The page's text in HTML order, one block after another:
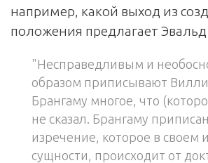
например, какой выход из
положения предлагает
"Несправедливым и
образом приписывают
Брангаму многое, что
не сказал. Брангаму
изречение, которое в своем
сущности, происходит от